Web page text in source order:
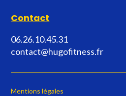
Contact
06.26.10.45.31
contact@hugofitness.fr
Mentions légales